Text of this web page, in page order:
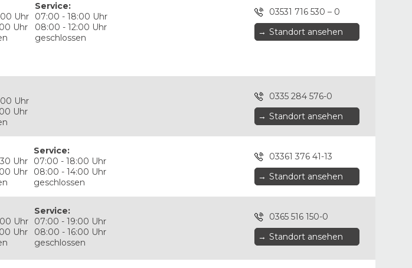
Uhr
Uhr
Service:
07:00 - 18:00 Uhr
08:00 - 12:00 Uhr
geschlossen
03531 716 530 – 0
→ Standort ansehen
Uhr
Uhr
0335 284 576-0
→ Standort ansehen
Uhr
Uhr
Service:
07:00 - 18:00 Uhr
08:00 - 14:00 Uhr
geschlossen
03361 376 41-13
→ Standort ansehen
Uhr
Uhr
Service:
07:00 - 19:00 Uhr
08:00 - 16:00 Uhr
geschlossen
0365 516 150-0
→ Standort ansehen